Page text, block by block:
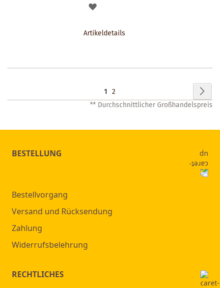
AUF
Artikeldetails
Seite
Sie
lesen
1 Seite
2
** Durchschnittlicher Großhandelspreis
BESTELLUNG
Bestellvorgang
Versand und Rücksendung
Zahlung
Widerrufsbelehrung
RECHTLICHES